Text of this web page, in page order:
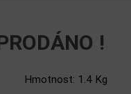
!
Hmotnost: 1.4 Kg